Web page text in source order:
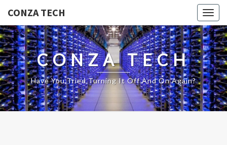
CONZA TECH
CONZA TECH
Have You Tried Turning It Off And On Again?